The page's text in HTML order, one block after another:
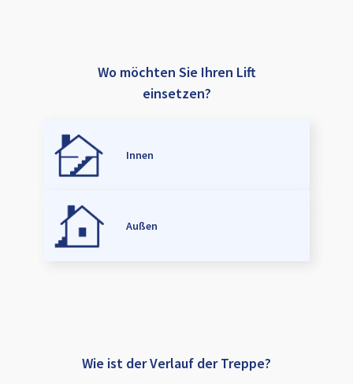
Wo möchten Sie Ihren Lift
einsetzen?
Innen
Außen
Wie ist der Verlauf der Treppe?